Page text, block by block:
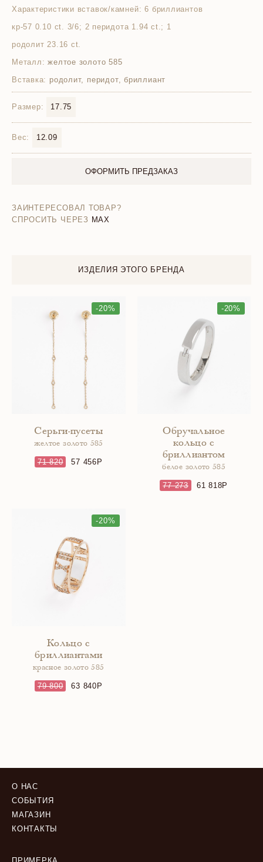
Характеристики вставок/камней: 6 бриллиантов
кр-57 0.10 ct. 3/6; 2 перидота 1.94 ct.; 1
родолит 23.16 ct.
Металл: желтое золото 585
Вставка: родолит, перидот, бриллиант
Размер: 17.75
Вес: 12.09
ОФОРМИТЬ ПРЕДЗАКАЗ
ЗАИНТЕРЕСОВАЛ ТОВАР?
СПРОСИТЬ ЧЕРЕЗ MAX
ИЗДЕЛИЯ ЭТОГО БРЕНДА
-20%
Серьги-пусеты
желтое золото 585
71 820 57 456
-20%
Обручальное
кольцо с
бриллиантом
белое золото 585
77 273 61 818
-20%
Кольцо с
бриллиантами
красное золото 585
79 800 63 840
О НАС
СОБЫТИЯ
МАГАЗИН
КОНТАКТЫ